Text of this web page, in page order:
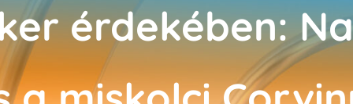
érdekében: